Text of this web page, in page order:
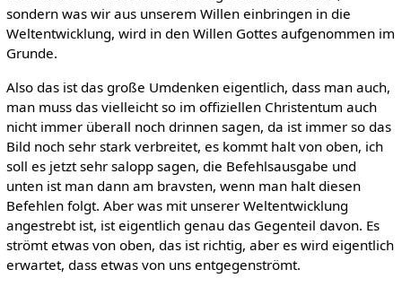
sondern was wir aus unserem Willen einbringen in die
Weltentwicklung, wird in den Willen Gottes aufgenommen im
Grunde.
Also das ist das große Umdenken eigentlich, dass man auch,
man muss das vielleicht so im offiziellen Christentum auch
nicht immer überall noch drinnen sagen, da ist immer so das
Bild noch sehr stark verbreitet, es kommt halt von oben, ich
soll es jetzt sehr salopp sagen, die Befehlsausgabe und
unten ist man dann am bravsten, wenn man halt diesen
Befehlen folgt. Aber was mit unserer Weltentwicklung
angestrebt ist, ist eigentlich genau das Gegenteil davon. Es
strömt etwas von oben, das ist richtig, aber es wird eigentlich
erwartet, dass etwas von uns entgegenströmt.